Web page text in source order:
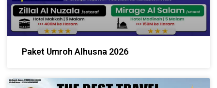
Paket Umroh Alhusna 2026